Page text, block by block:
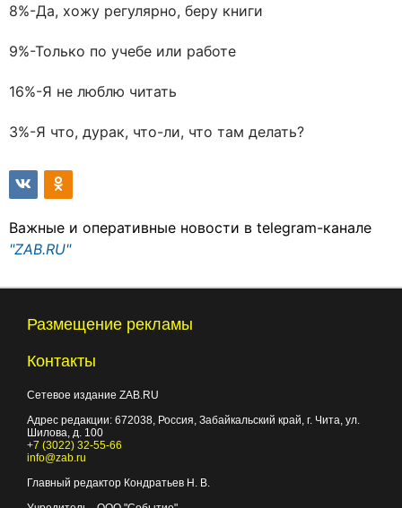
8%-Да, хожу регулярно, беру книги
9%-Только по учебе или работе
16%-Я не люблю читать
3%-Я что, дурак, что-ли, что там делать?
Важные и оперативные новости в telegram-канале
"ZAB.RU"
Размещение рекламы
Контакты
Сетевое издание ZAB.RU
Адрес редакции: 672038 , Россия, Забайкальский край, г. Чита ул.
Шилова, д. 100
+7 (3022) 32-55-66
info@zab.ru
Главный редактор Кондратьев Н. В.